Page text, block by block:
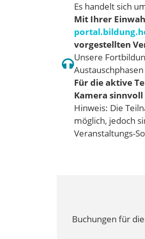
Es handelt sich
Mit Ihrer
vorgestellten
Unsere
Für die aktive
Kamera
Hinweis: Die
möglich, jedoch
Veranstaltungs-
Buchungen für